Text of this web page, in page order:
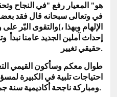
النجاح في" رفع المعيار "هو
فقد قال سبحانه وتعالى في
على البّر والتقوى)، وبهذا الإلهام
نبدأ عامنا الجديد آملين إحداث
تغيير حقيقي.
القيمي وسأكون معكم طوال
الكبيرة في تلبية احتياجات
سنة أكاديمية ناجحة ومباركة.